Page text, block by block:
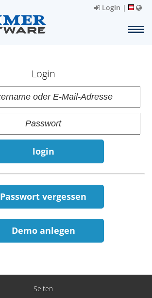
Login |
Login
login
Passwort vergessen
Demo anlegen
Seiten